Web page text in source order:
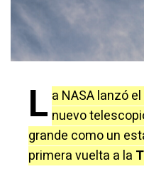
L a NASA lanzó el
nuevo
grande como un
primera vuelta a la